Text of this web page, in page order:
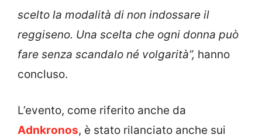
scelto la modalità di non indossare il
reggiseno. Una scelta che ogni donna può
fare senza scandalo né volgarità”, hanno
concluso.
L’evento, come riferito anche da
Adnkronos, è stato rilanciato anche sui